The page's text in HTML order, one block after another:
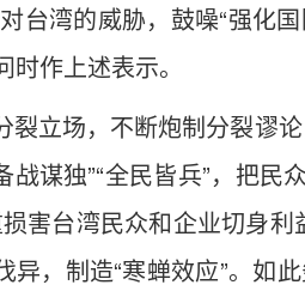
台湾的威胁，鼓噪“强化
作上述表示。
裂立场，不断炮制分裂谬
谋独”“全民皆兵”，把民
害台湾民众和企业切身利
，制造“寒蝉效应”。如